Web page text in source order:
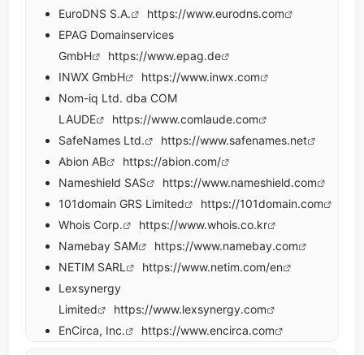
EuroDNS S.A.
https://www.eurodns.com
EPAG Domainservices
GmbH
https://www.epag.de
INWX GmbH
https://www.inwx.com
Nom-iq Ltd. dba COM
LAUDE
https://www.comlaude.com
SafeNames Ltd.
https://www.safenames.net
Abion AB
https://abion.com/
Nameshield SAS
https://www.nameshield.com
101domain GRS Limited
https://101domain.com
Whois Corp.
https://www.whois.co.kr
Namebay SAM
https://www.namebay.com
NETIM SARL
https://www.netim.com/en
Lexsynergy
Limited
https://www.lexsynergy.com
EnCirca, Inc.
https://www.encirca.com